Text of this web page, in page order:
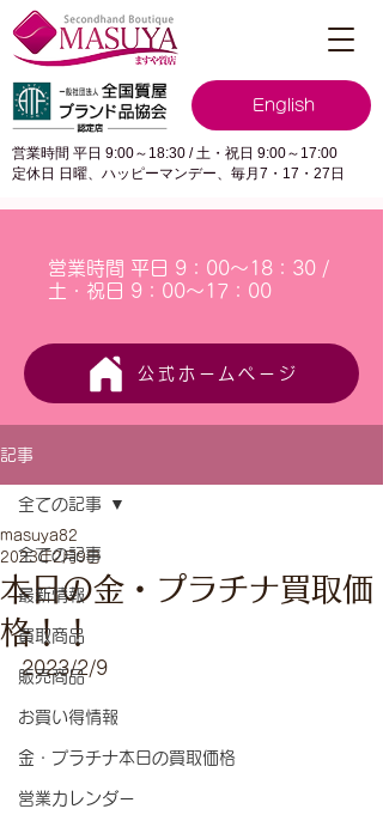
English
営業時間 平日 9:00～18:30 / 土・祝日 9:00～17:00
定休日 日曜、ハッピーマンデー、毎月7・17・27日
営業時間 平日 9：00～18：30 /
土・祝日 9：00～17：00
公式ホームページ
記事
全ての記事
最新情報
買取商品
販売商品
お買い得情報
金・プラチナ本日の買取価格
営業カレンダー
全ての記事
本日の金・プラチナ買取価
格！！
masuya82
2023年2月9日
2023/2/9